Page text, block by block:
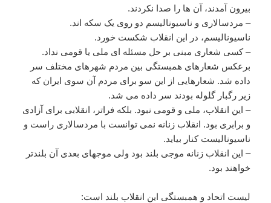
بیرون آمدند، آن ها را صدا نکردند.
– مردسالاری و ناسیونالیسم دو روی یک سکه اند.
ناسیونالیسم، در این انقلاب شکست خورد.
– کسی شعاری مبنی بر حل مسئله ای ملی یا قومی نداد.
برعکس شعارهای همبستگی بین مردم شهرهای مختلف سر
داده شد. شعارهایی از این سو برای مردم آن سوی ایران که
زیر رگبار گلوله بودند سر داده می شد.
– این انقلاب، ملی و قومی نبود. بلکه فراتر، انقلابی برای آزادی
و برابری بود. انقلاب زنانه نمی توانست با مردسالاری راست و
ناسیونالیست کنار بیاید.
– این انقلاب زنانه موجی بلند بود ولی موجهای بعدی آن بلندتر
خواهند بود.
لیست اتحاد و همبستگی این انقلاب بلند است: